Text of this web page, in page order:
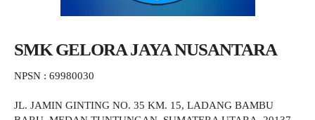
SMK GELORA JAYA NUSANTARA
NPSN : 69980030
JL. JAMIN GINTING NO. 35 KM. 15, LADANG BAMBU